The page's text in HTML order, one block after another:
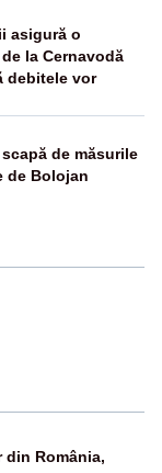
asigură o
la Cernavodă
debitele vor
de măsurile
de Bolojan
România,